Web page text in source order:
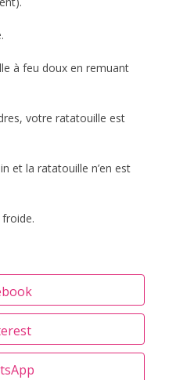
à feu doux en remuant
votre ratatouille est
et la ratatouille n’en est